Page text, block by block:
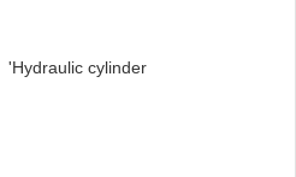
'Hydraulic cylinder